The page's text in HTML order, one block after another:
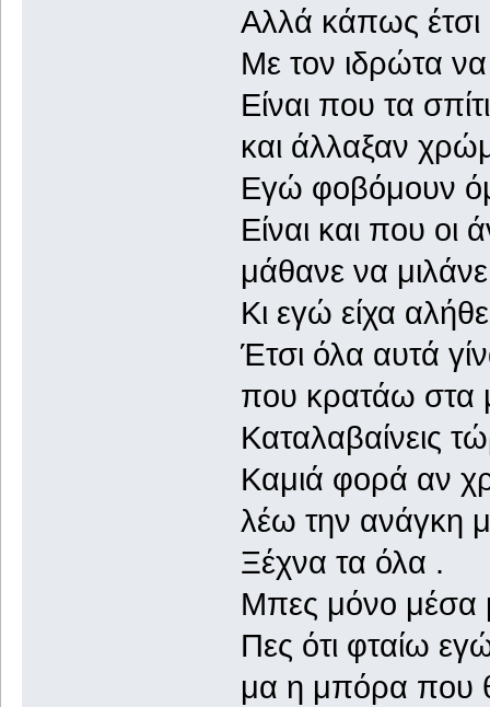
Αλλά κάπως
Με τον ιδρώτα
Είναι που τα
και άλλαξαν
Εγώ φοβόμουν
Είναι και που οι
μάθανε να
Κι εγώ είχα
Έτσι όλα αυτά
που κρατάω στα
Καταλαβαίνεις
Καμιά φορά αν
λέω την ανάγκη
Ξέχνα τα όλα .
Μπες μόνο μέσα
Πες ότι φταίω
μα η μπόρα που